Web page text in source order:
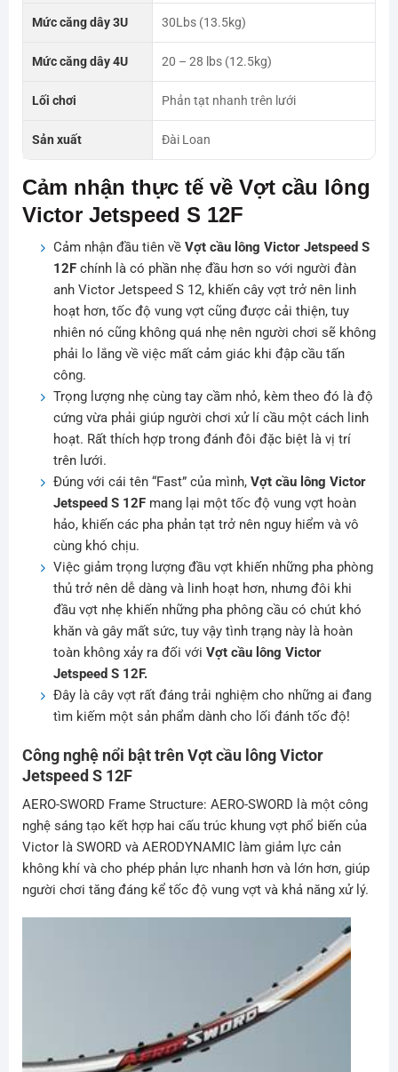
Mức căng dây 3U 30Lbs (13.5kg)
Mức căng dây 4U 20 – 28 lbs (12.5kg)
Lối chơi Phản tạt nhanh trên lưới
Sản xuất Đài Loan
Cảm nhận thực tế về Vợt cầu lông
Victor Jetspeed S 12F
Cảm nhận đầu tiên về Vợt cầu lông Victor Jetspeed S
12Fchính là có phần nhẹ đầu hơn so với người đàn
anh Victor Jetspeed S 12, khiến cây vợt trở nên linh
hoạt hơn, tốc độ vung vợt cũng được cải thiện, tuy
nhiên nó cũng không quá nhẹ nên người chơi sẽ không
phải lo lắng về việc mất cảm giác khi đập cầu tấn
công.
Trọng lượng nhẹ cùng tay cầm nhỏ, kèm theo đó là độ
cứng vừa phải giúp người chơi xử lí cầu một cách linh
hoạt. Rất thích hợp trong đánh đôi đặc biệt là vị trí
trên lưới.
Đúng với cái tên “Fast” của mình, Vợt cầu lông Victor
Jetspeed S 12Fmang lại một tốc độ vung vợt hoàn
hảo, khiến các pha phản tạt trở nên nguy hiểm và vô
cùng khó chịu.
Việc giảm trọng lượng đầu vợt khiến những pha phòng
thủ trở nên dễ dàng và linh hoạt hơn, nhưng đôi khi
đầu vợt nhẹ khiến những pha phông cầu có chút khó
khăn và gây mất sức, tuy vậy tình trạng này là hoàn
toàn không xảy ra đối với Vợt cầu lông Victor
Jetspeed S 12F.
Đây là cây vợt rất đáng trải nghiệm cho những ai đang
tìm kiếm một sản phẩm dành cho lối đánh tốc độ!
Công nghệ nổi bật trên Vợt cầu lông Victor
Jetspeed S 12F
AERO-SWORD Frame Structure: AERO-SWORD là một công
nghệ sáng tạo kết hợp hai cấu trúc khung vợt phổ biến của
Victor là SWORD và AERODYNAMIC làm giảm lực cản
không khí và cho phép phản lực nhanh hơn và lớn hơn, giúp
người chơi tăng đáng kể tốc độ vung vợt và khả năng xử lý.